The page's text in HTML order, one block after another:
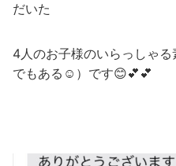
だいた
4人のお子様のいらっしゃ
でもある☺️）です😊💕💕